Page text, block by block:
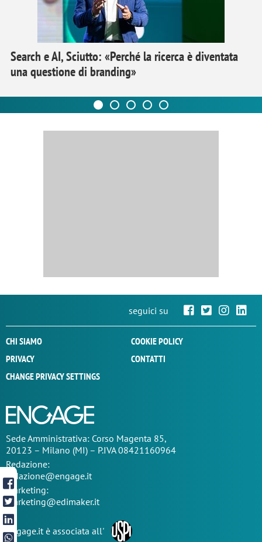
Search e AI, Sciutto: «Perché la ricerca è diventata
una questione di branding»
seguici su
CHI SIAMO
COOKIE POLICY
PRIVACY
CONTATTI
CHANGE PRIVACY SETTINGS
SedeAmministrativa: Corso Magenta 85,
20123 – Milano (MI) – P.IVA 08421160964
Redazione:
redazione@engage.it
Marketing:
marketing@edimaker.it
Engage.it è associata all'